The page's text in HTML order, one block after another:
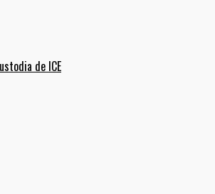
de ICE